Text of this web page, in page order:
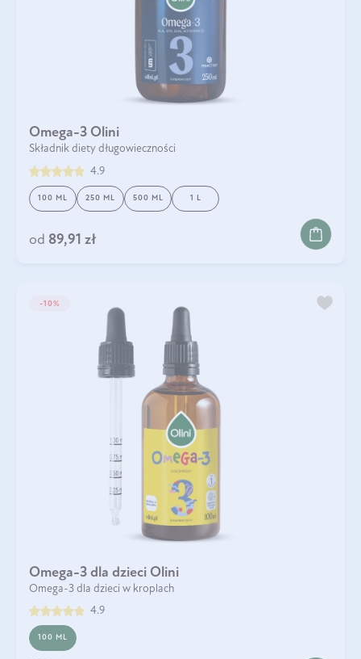
Omega-3 Olini
Składnik diety długowieczności
4.9
100 ML 250 ML 500 ML 1 L
od 89,91 zł
-10%
Omega-3 dla dzieci Olini
Omega-3 dla dzieci w kroplach
4.9
100 ML